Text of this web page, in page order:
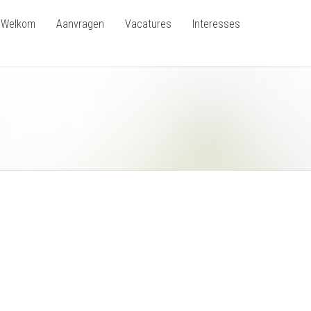
Welkom Aanvragen Vacatures Interesses